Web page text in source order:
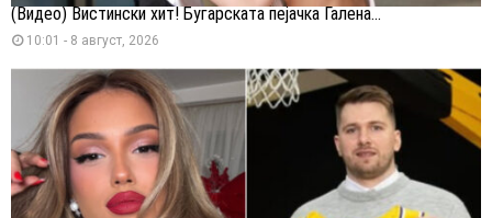
(Видео) Вистински хит! Бугарската пејачка Галена...
10:01 - 8 август, 2026